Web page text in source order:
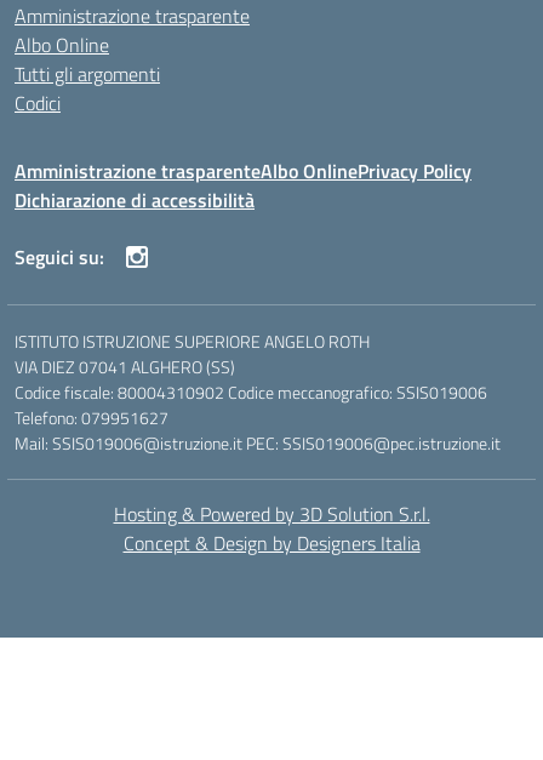
Amministrazione trasparente
Albo Online
Tutti gli argomenti
Codici
Amministrazione trasparenteAlbo OnlinePrivacy Policy
Dichiarazione di accessibilità
Seguici su:
ISTITUTO ISTRUZIONE SUPERIORE ANGELO ROTH
VIA DIEZ 07041 ALGHERO (SS)
Codice fiscale: 80004310902 Codice meccanografico: SSIS019006
Telefono: 079951627
Mail: SSIS019006@istruzione.it PEC: SSIS019006@pec.istruzione.it
Hosting & Powered by 3D Solution S.r.l.
Concept & Design by Designers Italia